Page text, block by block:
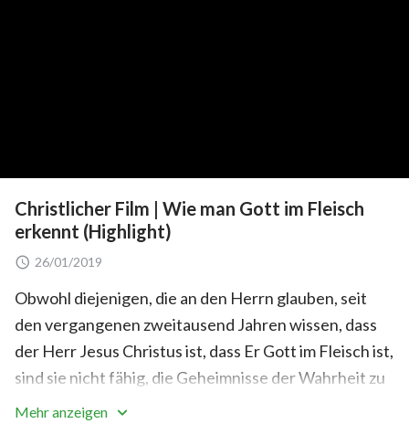
Christlicher Film | Wie man Gott im Fleisch
erkennt (Highlight)
26/01/2019
Obwohl diejenigen, die an den Herrn glauben, seit
den vergangenen zweitausend Jahren wissen, dass
der Herr Jesus Christus ist, dass Er Gott im Fleisch ist,
sind sie nicht fähig, die Geheimnisse der Wahrheit zu
verstehen, die sich darauf beziehen, was Gottes
Mehr anzeigen